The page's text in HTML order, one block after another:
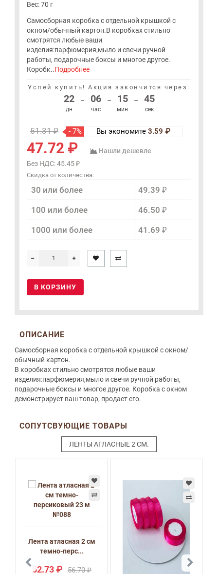
Вес: 70 г
Самосборная коробка с отдельной крышкой с
окном/обычный картон.В коробках стильно
смотрятся любые ваши
изделия:парфюмерия,мыло и свечи ручной
работы, подарочные боксы и многое другое.
Коробк..Подробнее
Успей купить!Акция закончится через:
22
дн
– 06
час
– 15
мин
– 45
сек
51.31 ₽ - 7% Вы экономите 3.59 ₽
47.72 ₽
Нашли дешевле
Без НДС: 45.45 ₽
Скидка от количества:
30 или более 49.39 ₽
100 или более 46.50 ₽
1000 или более 41.69 ₽
В КОРЗИНУ
ОПИСАНИЕ
Самосборная коробка с отдельной крышкой с окном/
обычный картон.
В коробках стильно смотрятся любые ваши
изделия:парфюмерия,мыло и свечи ручной работы,
подарочные боксы и многое другое. Коробка с окном
демонстрирует ваш товар, продает его.
СОПУТСВУЮЩИЕ ТОВАРЫ
ЛЕНТЫ АТЛАСНЫЕ 2 СМ.
Лента атласная 2 см
темно-перс...
52.73 ₽ 56.70 ₽